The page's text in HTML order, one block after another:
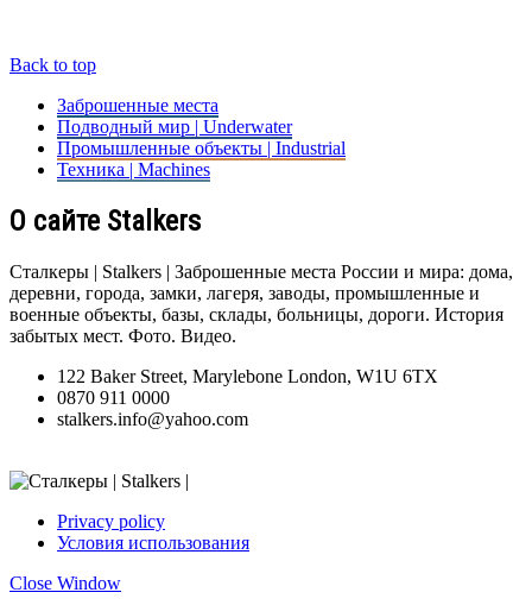
Back to top
Заброшенные места
Подводный мир | Underwater
Промышленные объекты | Industrial
Техника | Machines
О сайте Stalkers
Сталкеры | Stalkers | Заброшенные места России и мира: дома,
деревни, города, замки, лагеря, заводы, промышленные и
военные объекты, базы, склады, больницы, дороги. История
забытых мест. Фото. Видео.
122 Baker Street, Marylebone London, W1U 6TX
0870 911 0000
stalkers.info@yahoo.com
Privacy policy
Условия использования
Close Window